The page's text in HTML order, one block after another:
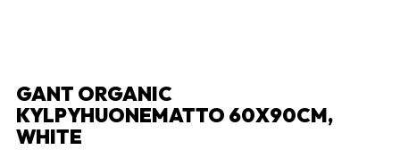
GANT ORGANIC
KYLPYHUONEMATTO 60X90CM,
WHITE